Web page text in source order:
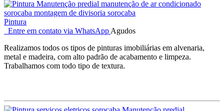
Pintura
Entre em contato via WhatsApp Agudos
Realizamos todos os tipos de pinturas imobiliárias em alvenaria,
metal e madeira, com alto padrão de acabamento e limpeza.
Trabalhamos com todo tipo de textura.